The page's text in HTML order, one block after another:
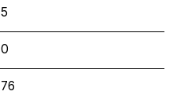
5
0
76